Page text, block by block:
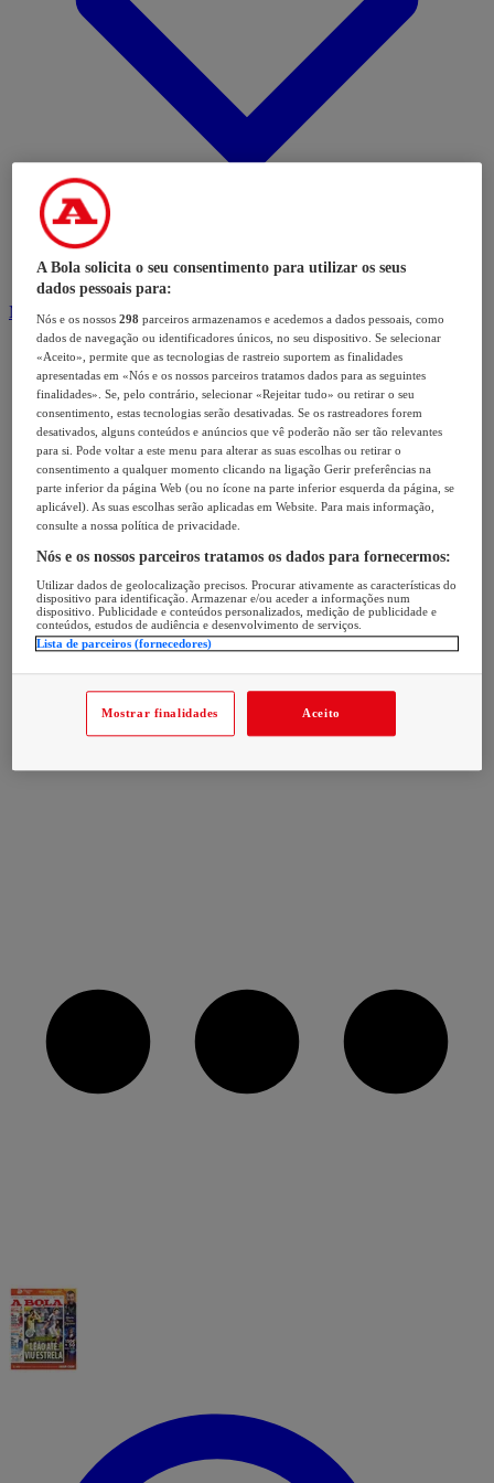
Modalidades
A Bola solicita o seu consentimento para utilizar os seus
dados pessoais para:
Nós e os nossos298 parceiros armazenamos e acedemos a dados pessoais, como
dados de navegação ou identificadores únicos, no seu dispositivo. Se selecionar
«Aceito», permite que as tecnologias de rastreio suportem as finalidades
apresentadas em «Nós e os nossos parceiros tratamos dados para as seguintes
finalidades». Se, pelo contrário, selecionar «Rejeitar tudo» ou retirar o seu
consentimento, estas tecnologias serão desativadas. Se os rastreadores forem
desativados, alguns conteúdos e anúncios que vê poderão não ser tão relevantes
para si. Pode voltar a este menu para alterar as suas escolhas ou retirar o
consentimento a qualquer momento clicando na ligação Gerir preferências na
parte inferior da página Web (ou no ícone na parte inferior esquerda da página, se
aplicável). As suas escolhas serão aplicadas em Website. Para mais informação,
consulte a nossa política de privacidade.
Nós e os nossos parceiros tratamos os dados para fornecermos:
Utilizar dados de geolocalização precisos. Procurar ativamente as características do
dispositivo para identificação. Armazenar e/ou aceder a informações num
dispositivo. Publicidade e conteúdos personalizados, medição de publicidade e
conteúdos, estudos de audiência e desenvolvimento de serviços.
Lista de parceiros (fornecedores)
Mostrar finalidades Aceito